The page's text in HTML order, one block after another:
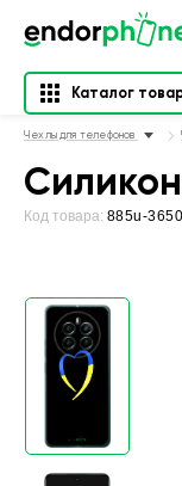
Каталог
Чехлы для телефонов
Код товара: 885u-3650